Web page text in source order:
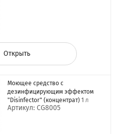
Открыть
Моющее средство с
дезинфицирующим эффектом
"Disinfector" (концентрат) 1 л
Clean&Green CG8005
Артикул: CG8005